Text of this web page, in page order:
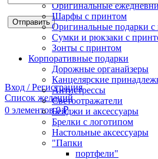
Вход / Регистрация
Список желаний
0 элементов 0₽
Оригинальные
Шарфы с принтом
Оригинальные подарки
Сумки и рюкзаки с
Зонты с принтом
Корпоративные подарки
Дорожные органайзеры
Канцелярские
Антистрессы
Светоотражатели
Бейджи и аксессуары
Брелки с логотипом
Настольные аксессуары
"Папки
портфели"